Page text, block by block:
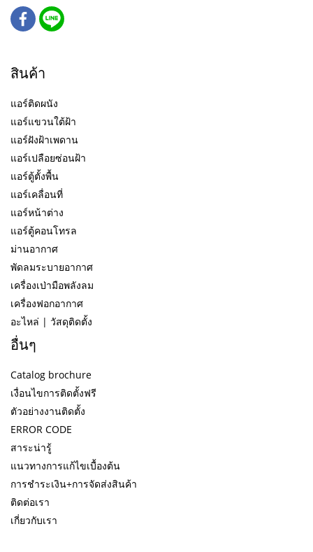
สินค้า
แอร์ติดผนัง
แอร์แขวนใต้ฝ้า
แอร์ฝังฝ้าเพดาน
แอร์เปลือยซ่อนฝ้า
แอร์ตู้ตั้งพื้น
แอร์เคลื่อนที่
แอร์หน้าต่าง
แอร์ตู้คอนโทรล
ม่านอากาศ
พัดลมระบายอากาศ
เครื่องเป่ามือพลังลม
เครื่องฟอกอากาศ
อะไหล่ | วัสดุติดตั้ง
อื่นๆ
Catalog brochure
เงื่อนไขการติดตั้งฟรี
ตัวอย่างงานติดตั้ง
ERROR CODE
สาระน่ารู้
แนวทางการแก้ไขเบื้องต้น
การชำระเงิน+การจัดส่งสินค้า
ติดต่อเรา
เกี่ยวกับเรา